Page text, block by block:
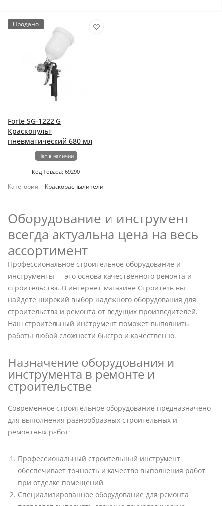
Продано
Forte SG-1222 G
Краскопульт
пневматический 680 мл
Нет в наличии
Код Товара: 69290
Категория: Краскораспылители
Оборудование и инструмент
всегда актуальна цена на весь
ассортимент
Профессиональное строительное оборудование и
инструменты — это основа качественного ремонта и
строительства. В интернет-магазине Строитель вы
найдете широкий выбор надежного оборудования для
строительства и ремонта от ведущих производителей.
Наш строительный инструмент поможет выполнить
работы любой сложности быстро и качественно.
Назначение оборудования и
инструмента в ремонте и
строительстве
Современное строительное оборудование предназначено
для выполнения разнообразных строительных и
ремонтных работ:
Профессиональный строительный инструмент
обеспечивает точность и качество выполнения работ
при отделке помещений
Специализированное оборудование для ремонта